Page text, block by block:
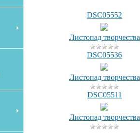
DSC05552
Листопад творчества
DSC05536
Листопад творчества
DSC05511
Листопад творчества